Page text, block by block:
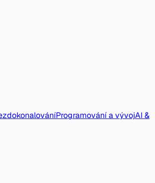
Programování a vývojAI &